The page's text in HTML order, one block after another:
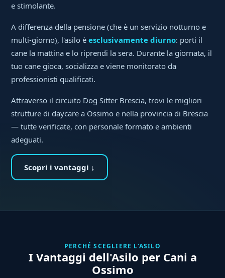
e stimolante.
A differenza della pensione (che è un servizio notturno e
multi-giorno), l'asilo èesclusivamente diurno: porti il
cane la mattina e lo riprendi la sera. Durante la giornata, il
tuo cane gioca, socializza e viene monitorato da
professionisti qualificati.
Attraverso il circuito Dog Sitter Brescia, trovi le migliori
strutture di daycare a Ossimo e nella provincia di Brescia
— tutte verificate, con personale formato e ambienti
adeguati.
Scopri i vantaggi ↓
PERCHÉ SCEGLIERE L'ASILO
I Vantaggi dell'Asilo per Cani a
Ossimo